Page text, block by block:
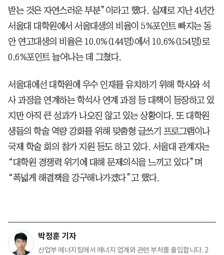
받는 것은 자연스러운 부분”이라고 했다. 실제로 지난 4년간
서울대 대학원에서 서울대생의 비율이 5%포인트 빠지는 동
안 연고대생의 비율은 10.0%(144명)에서 10.6%(154명)로
0.6%포인트 늘어나는 데 그쳤다.
서울대에선 대학원에 우수 인재를 유치하기 위해 학사와 석
사 과정을 연계하는 학석사 연계 과정 등 대책이 등장하고 있
지만 아직 큰 성과가 나오진 않고 있는 상황이다. 또 대학원
생들의 학술 역량 강화를 위해 맞춤형 글쓰기 프로그램이나
국제 학술 회의 참가 지원 등도 하고 있다. 서울대 관계자는
“대학원 경쟁력 위기에 대해 문제의식을 느끼고 있다”며
“폭넓게 해결책을 강구해나가겠다”고 했다.
박정훈 기자
산업부 에너지팀에서 에너지 업계와 관련 부처를 출입합니다. 2